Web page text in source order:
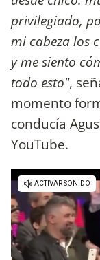
privilegiado,
mi cabeza los
y me siento
todo esto",
momento
conducía
YouTube.